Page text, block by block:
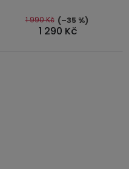
1 290 Kč
1 990 Kč (–35 %)